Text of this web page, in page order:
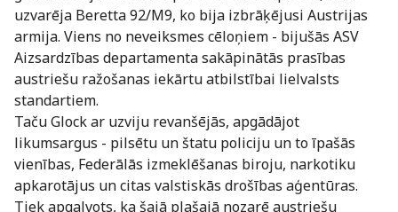
uzvarēja Beretta 92/M9, ko bija izbrāķējusi Austrijas
armija. Viens no neveiksmes cēloņiem - bijušās ASV
Aizsardzības departamenta sakāpinātās prasības
austriešu ražošanas iekārtu atbilstībai lielvalsts
standartiem.
Taču Glock ar uzviju revanšējās, apgādājot
likumsargus - pilsētu un štatu policiju un to īpašās
vienības, Federālās izmeklēšanas biroju, narkotiku
apkarotājus un citas valstiskās drošības aģentūras.
Tiek apgalvots, ka šajā plašajā nozarē austriešu